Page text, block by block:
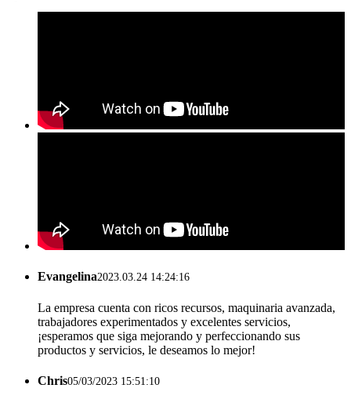
Evangelina2023.03.24 14:24:16
La empresa cuenta con ricos recursos, maquinaria avanzada,
trabajadores experimentados y excelentes servicios,
¡esperamos que siga mejorando y perfeccionando sus
productos y servicios, le deseamos lo mejor!
Chris05/03/2023 15:51:10